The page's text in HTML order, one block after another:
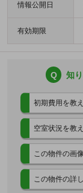
情報公開日
有効期限
Q 知
初期費用を教
空室状況を教
この物件の画
この物件の詳